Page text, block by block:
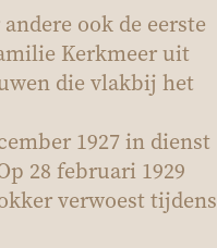
ook de eerste
Kerkmeer uit
die vlakbij het
1927 in dienst
28 februari 1929
verwoest tijdens